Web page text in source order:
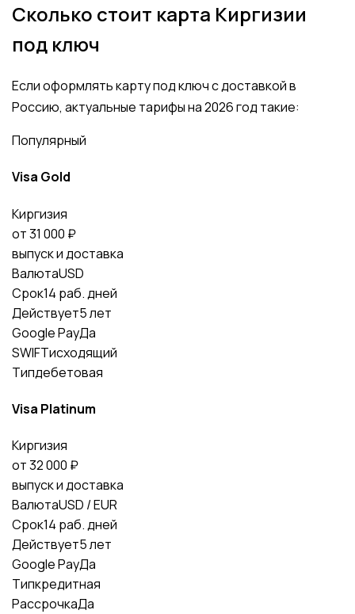
Сколько стоит карта Киргизии
под ключ
Если оформлять карту под ключ с доставкой в
Россию, актуальные тарифы на 2026 год такие:
Популярный
Visa Gold
Киргизия
от 31 000 ₽
выпуск и доставка
ВалютаUSD
Срок14 раб. дней
Действует5 лет
Google PayДа
SWIFTисходящий
Типдебетовая
Visa Platinum
Киргизия
от 32 000 ₽
выпуск и доставка
ВалютаUSD / EUR
Срок14 раб. дней
Действует5 лет
Google PayДа
Типкредитная
РассрочкаДа